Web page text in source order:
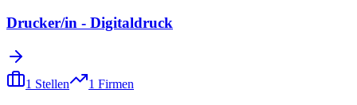
Drucker/in - Digitaldruck
1 Stellen 1 Firmen